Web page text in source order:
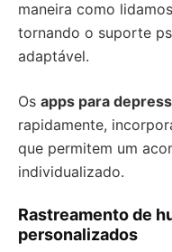
maneira como
tornando o suporte
adaptável.
Os apps para
rapidamente,
que permitem um
individualizado.
Rastreamento de
personalizados